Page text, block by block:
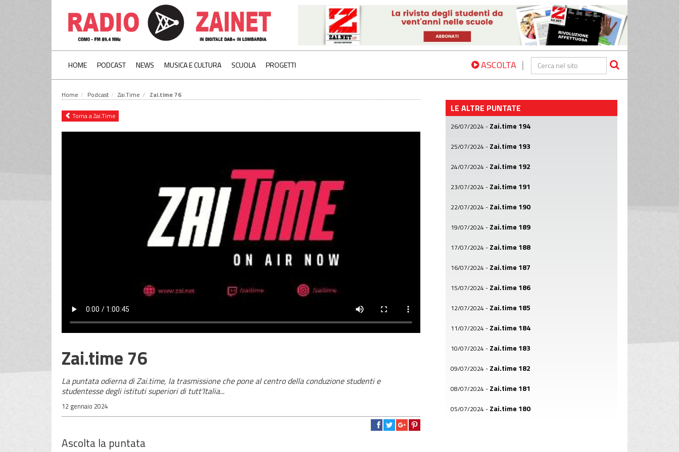
HOME PODCAST NEWS MUSICA E CULTURA SCUOLA PROGETTI ASCOLTA |
Home Podcast Zai.Time Zai.time 76
Torna a Zai.Time
Zai.time 76
La puntata odierna di Zai.time, la trasmissione che pone al centro della conduzione studenti e
studentesse degli istituti superiori di tutt'Italia...
12 gennaio 2024
Ascolta la puntata
LE ALTRE PUNTATE
26/07/2024 - Zai.time 194
25/07/2024 - Zai.time 193
24/07/2024 - Zai.time 192
23/07/2024 - Zai.time 191
22/07/2024 - Zai.time 190
19/07/2024 - Zai.time 189
17/07/2024 - Zai.time 188
16/07/2024 - Zai.time 187
15/07/2024 - Zai.time 186
12/07/2024 - Zai.time 185
11/07/2024 - Zai.time 184
10/07/2024 - Zai.time 183
09/07/2024 - Zai.time 182
08/07/2024 - Zai.time 181
05/07/2024 - Zai.time 180